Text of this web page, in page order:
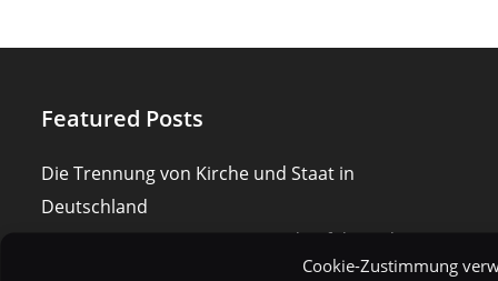
Cookie-Zustimmung
Featured Posts
Die Trennung von Kirche und Staat in
Deutschland
Was tun wir, wenn ein Asteroid auf die Erde